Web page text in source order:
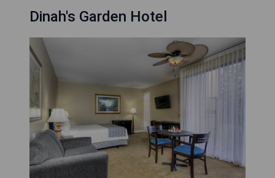
Dinah's Garden Hotel